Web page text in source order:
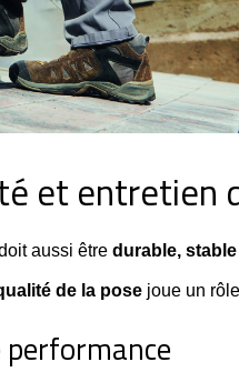
et entretien
aussi être durable,
de la pose joue un